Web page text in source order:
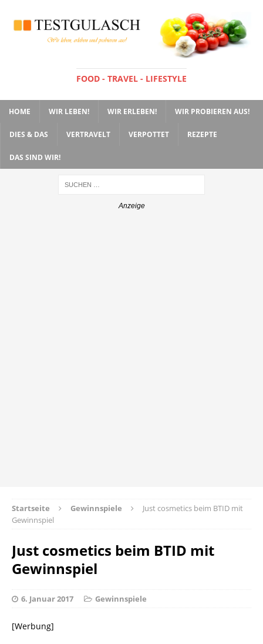
FOOD - TRAVEL - LIFESTYLE
HOME WIR LEBEN! WIR ERLEBEN! WIR PROBIEREN AUS!
DIES & DAS VERTRAVELT VERPOTTET REZEPTE
DAS SIND WIR!
Startseite Gewinnspiele
Just cosmetics beim BTID mit
Gewinnspiel
Just cosmetics beim BTID mit
Gewinnspiel
6. Januar 2017 Gewinnspiele
[Werbung]